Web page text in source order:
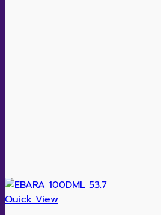
Quick View